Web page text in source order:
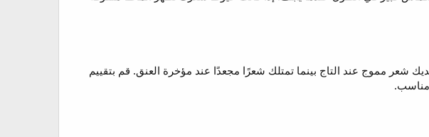
شعر مموج عند التاج بينما تمتلك شعرًا مجعدًا عند مؤخرة العنق. قم بتقييم
مناسب.